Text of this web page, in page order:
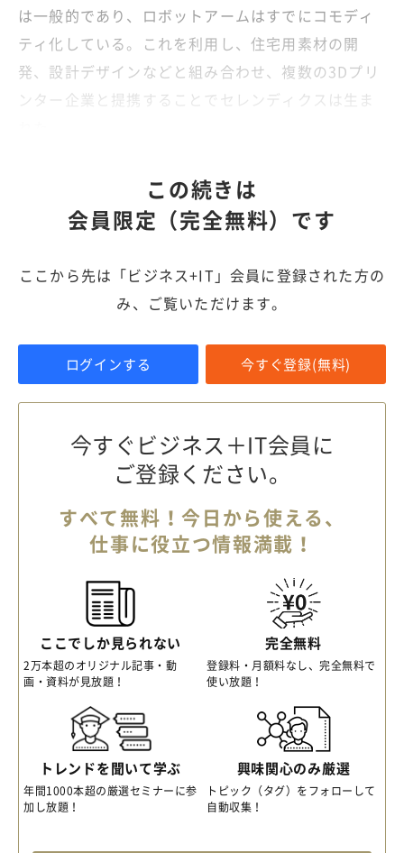
は一般的であり、ロボットアームはすでにコモディ
ティ化している。これを利用し、住宅用素材の開
発、設計デザインなどと組み合わせ、複数の3Dプリ
ンター企業と提携することでセレンディクスは生ま
この続きは
会員限定（完全無料）です
ここから先は「ビジネス+IT」会員に登録された方の
み、ご覧いただけます。
ログインする 今すぐ登録(無料)
今すぐビジネス＋IT会員に
ご登録ください。
すべて無料！今日から使える、
仕事に役立つ情報満載！
ここでしか見られない
2万本超のオリジナル記事・動
画・資料が見放題！
完全無料
登録料・月額料なし、完全無料で
使い放題！
トレンドを聞いて学ぶ
年間1000本超の厳選セミナーに参
加し放題！
興味関心のみ厳選
トピック（タグ）をフォローして
自動収集！